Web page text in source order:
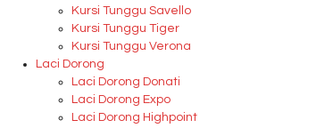
Kursi Tunggu Savello
Kursi Tunggu Tiger
Kursi Tunggu Verona
Laci Dorong
Laci Dorong Donati
Laci Dorong Expo
Laci Dorong Highpoint